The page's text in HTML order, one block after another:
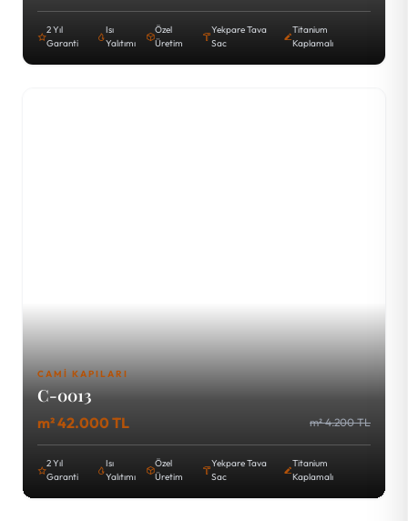
2 Yıl
Garanti
Isı
Yalıtımı
Özel
Üretim
Yekpare Tava
Sac
Titanium
Kaplamalı
CAMI KAPILARI
C-0013
m² 42.000 TL m² 4.200 TL
2 Yıl
Garanti
Isı
Yalıtımı
Özel
Üretim
Yekpare Tava
Sac
Titanium
Kaplamalı